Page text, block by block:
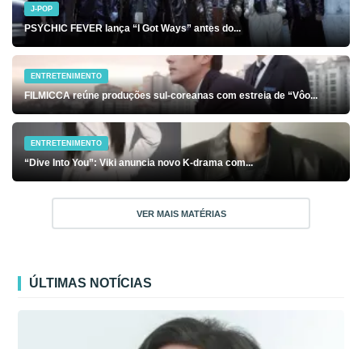
J-POP
PSYCHIC FEVER lança “I Got Ways” antes do...
ENTRETENIMENTO
FILMICCA reúne produções sul-coreanas com estreia de “Vôo...
ENTRETENIMENTO
“Dive Into You”: Viki anuncia novo K-drama com...
VER MAIS MATÉRIAS
ÚLTIMAS NOTÍCIAS